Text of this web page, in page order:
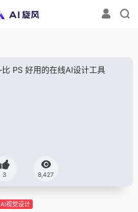
3 8,427
AI视觉设计